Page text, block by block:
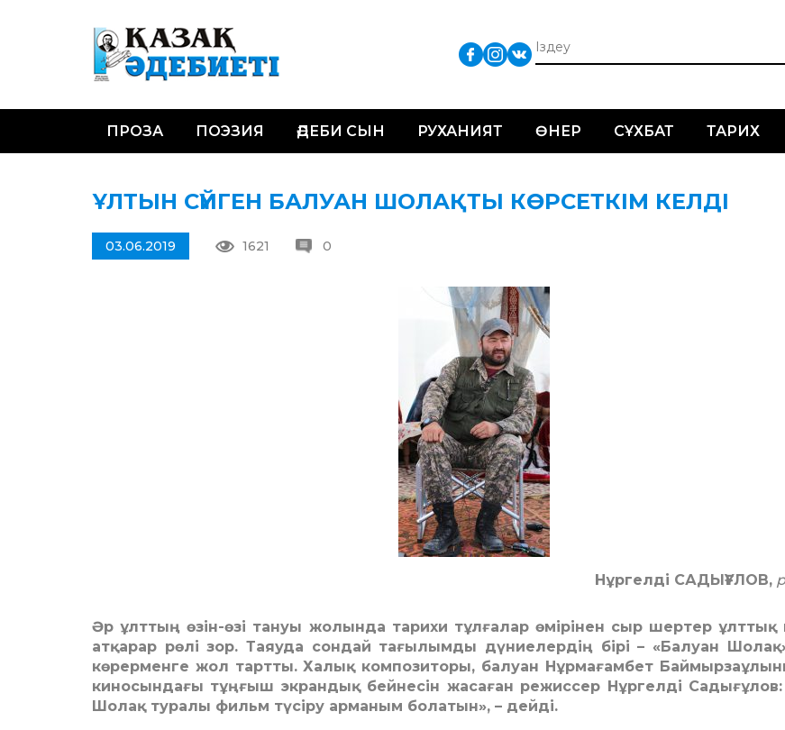
ПРОЗА ПОЭЗИЯ ӘДЕБИ СЫН РУХАНИЯТ ӨНЕР СҰХБАТ ТАРИХ
ҰЛТЫН СҮЙГЕН БАЛУАН ШОЛАҚТЫ КӨРСЕТКІМ КЕЛДІ
03.06.2019 1621 0
Нұргелді САДЫҒҰЛОВ,
Әр ұлттың өзін-өзі тануы жолында тарихи тұлғалар өмірінен сыр шертер ұлттық
атқарар рөлі зор. Таяуда сондай тағылымды дүниелердің бірі – «Балуан
көрерменге жол тартты. Халық композиторы, балуан Нұрмағамбет
киносындағы тұңғыш экрандық бейнесін жасаған режиссер Нұргелді Садығұлов:
Шолақ туралы фильм түсіру арманым болатын», – дейді.